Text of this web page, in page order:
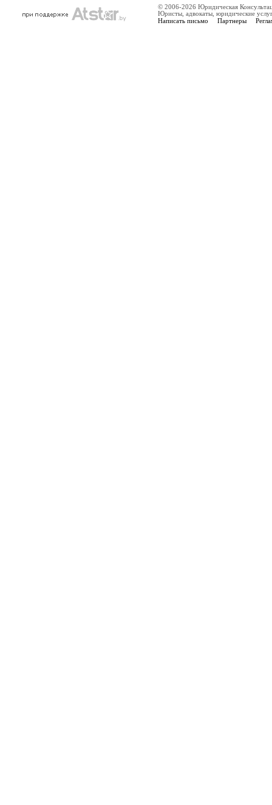
© 2006-2026 Юридическая
Юристы, адвокаты, юридические
Написать письмо Партнеры